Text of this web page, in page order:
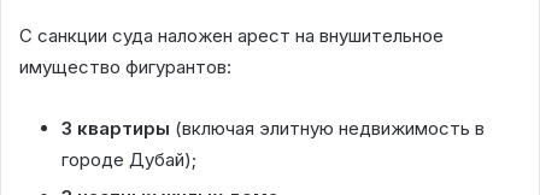
С санкции суда наложен арест на внушительное
имущество фигурантов:
3 квартиры (включая элитную недвижимость в
городе Дубай);